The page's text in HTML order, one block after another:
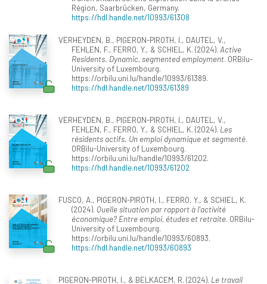
Région, Saarbrücken, Germany.
https://hdl.handle.net/10993/61308
VERHEYDEN, B., PIGERON-PIROTH, I., DAUTEL, V.,
FEHLEN, F., FERRO, Y., & SCHIEL, K. (2024). Active
Residents. Dynamic, segmented employment. ORBilu-
University of Luxembourg.
https://orbilu.uni.lu/handle/10993/61389.
https://hdl.handle.net/10993/61389
VERHEYDEN, B., PIGERON-PIROTH, I., DAUTEL, V.,
FEHLEN, F., FERRO, Y., & SCHIEL, K. (2024). Les
résidents actifs. Un emploi dynamique et segmenté.
ORBilu-University of Luxembourg.
https://orbilu.uni.lu/handle/10993/61202.
https://hdl.handle.net/10993/61202
FUSCO, A., PIGERON-PIROTH, I., FERRO, Y., & SCHIEL, K.
(2024). Quelle situation par rapport à l'activité
économique? Entre emploi, études et retraite. ORBilu-
University of Luxembourg.
https://orbilu.uni.lu/handle/10993/60893.
https://hdl.handle.net/10993/60893
PIGERON-PIROTH, I., & BELKACEM, R. (2024). Le travail